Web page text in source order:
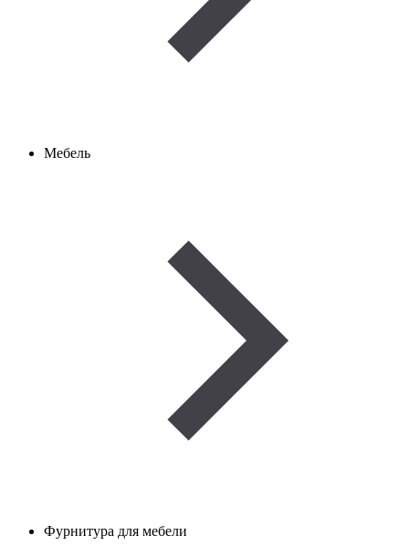
Мебель
Фурнитура для мебели